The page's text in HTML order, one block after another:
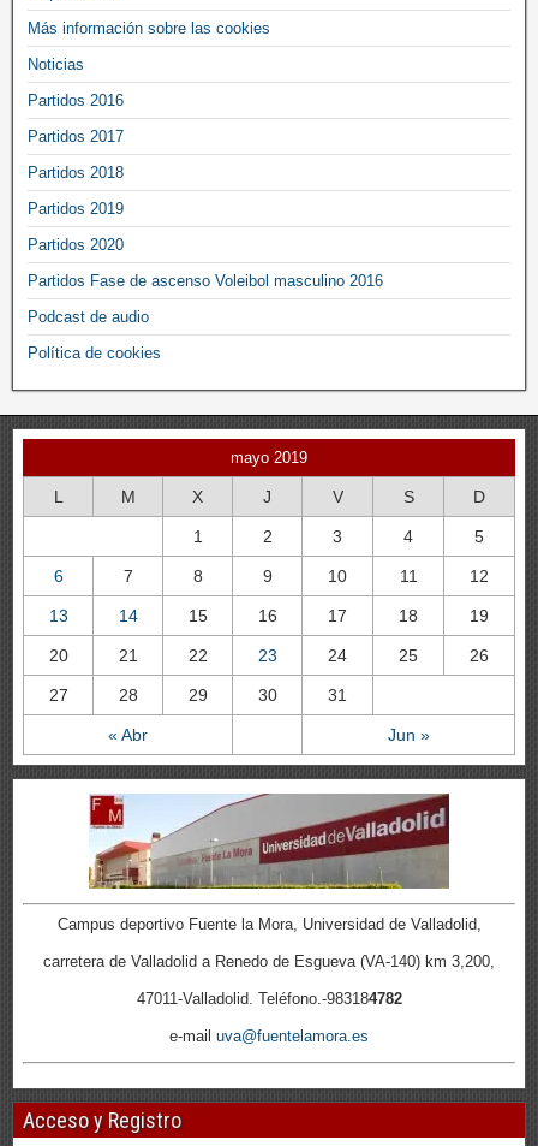
Más información sobre las cookies
Noticias
Partidos 2016
Partidos 2017
Partidos 2018
Partidos 2019
Partidos 2020
Partidos Fase de ascenso Voleibol masculino 2016
Podcast de audio
Política de cookies
mayo 2019
L M X J V S D
« Abr Jun »
1 2 3 4 5
6 7 8 9 10 11 12
13 14 15 16 17 18 19
20 21 22 23 24 25 26
27 28 29 30 31
Campus deportivo Fuente la Mora, Universidad de Valladolid,
carretera de Valladolid a Renedo de Esgueva (VA-140) km 3,200,
47011-Valladolid. Teléfono.-983184782
e-mail uva@fuentelamora.es
Acceso y Registro